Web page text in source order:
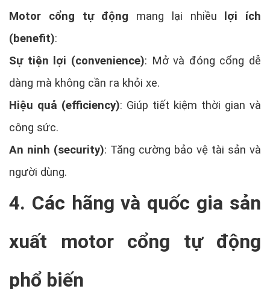
Motor cổng tự động mang lại nhiều lợi ích
(benefit):
Sự tiện lợi (convenience): Mở và đóng cổng dễ
dàng mà không cần ra khỏi xe.
Hiệu quả (efficiency): Giúp tiết kiệm thời gian và
công sức.
An ninh (security): Tăng cường bảo vệ tài sản và
người dùng.
4. Các hãng và quốc gia sản
xuất motor cổng tự động
phổ biến